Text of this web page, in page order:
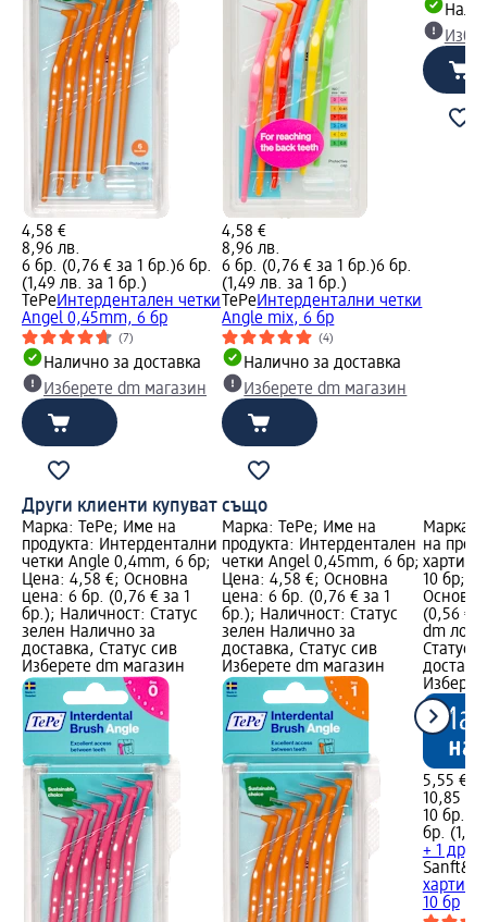
4,58 €
8,96 лв.
6 бр. (0,76 € за 1 бр.)6 бр.
(1,49 лв. за 1 бр.)
TePeИнтердентален четки
Angel 0,45mm, 6 бр
(7)
Налично за доставка
Изберете dm магазин
4,58 €
8,96 лв.
6 бр. (0,76 € за 1 бр.)6 бр.
(1,49 лв. за 1 бр.)
TePeИнтердентални четки
Angle mix, 6 бр
(4)
Налично за доставка
Изберете dm магазин
Други клиенти купуват също
Марка: TePe; Име на
продукта: Интердентални
четки Angle 0,4mm, 6 бр;
Цена: 4,58 €; Основна
цена: 6 бр. (0,76 € за 1
бр.); Наличност: Статус
зелен Налично за
доставка, Статус сив
Изберете dm магазин
Марка: TePe; Име на
продукта: Интердентален
четки Angel 0,45mm, 6 бр;
Цена: 4,58 €; Основна
цена: 6 бр. (0,76 € за 1
бр.); Наличност: Статус
зелен Налично за
доставка, Статус сив
Изберете dm магазин
Марка:
на
хартия
10 бр;
(0,56 €
dm
Статус
5,55 €
10,85 лв.
10 бр.
бр. (1,10
+ 1 друг
хартия
10 бр